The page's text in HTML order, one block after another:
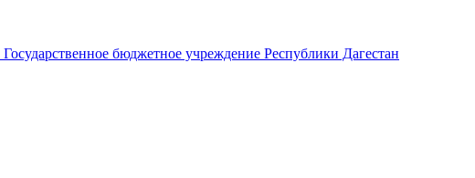
Государственное бюджетное учреждение Республики Дагестан